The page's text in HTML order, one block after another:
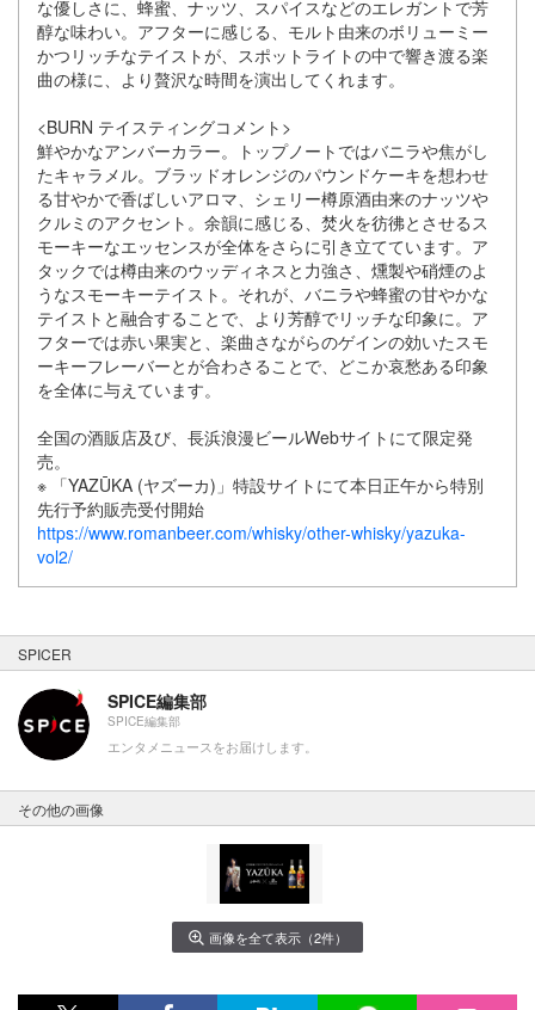
な優しさに、蜂蜜、ナッツ、スパイスなどのエレガントで芳
醇な味わい。アフターに感じる、モルト由来のボリューミー
かつリッチなテイストが、スポットライトの中で響き渡る楽
曲の様に、より贅沢な時間を演出してくれます。
<BURN テイスティングコメント>
鮮やかなアンバーカラー。トップノートではバニラや焦がし
たキャラメル。ブラッドオレンジのパウンドケーキを想わせ
る甘やかで香ばしいアロマ、シェリー樽原酒由来のナッツや
クルミのアクセント。余韻に感じる、焚火を彷彿とさせるス
モーキーなエッセンスが全体をさらに引き立てています。ア
タックでは樽由来のウッディネスと力強さ、燻製や硝煙のよ
うなスモーキーテイスト。それが、バニラや蜂蜜の甘やかな
テイストと融合することで、より芳醇でリッチな印象に。ア
フターでは赤い果実と、楽曲さながらのゲインの効いたスモ
ーキーフレーバーとが合わさることで、どこか哀愁ある印象
を全体に与えています。
全国の酒販店及び、長浜浪漫ビールWebサイトにて限定発
売。
※ 「YAZŪKA (ヤズーカ)」特設サイトにて本日正午から特別
先行予約販売受付開始
https://www.romanbeer.com/whisky/other-whisky/yazuka-
vol2/
SPICER
SPICE編集部
SPICE編集部
エンタメニュースをお届けします。
その他の画像
画像を全て表示（2件）